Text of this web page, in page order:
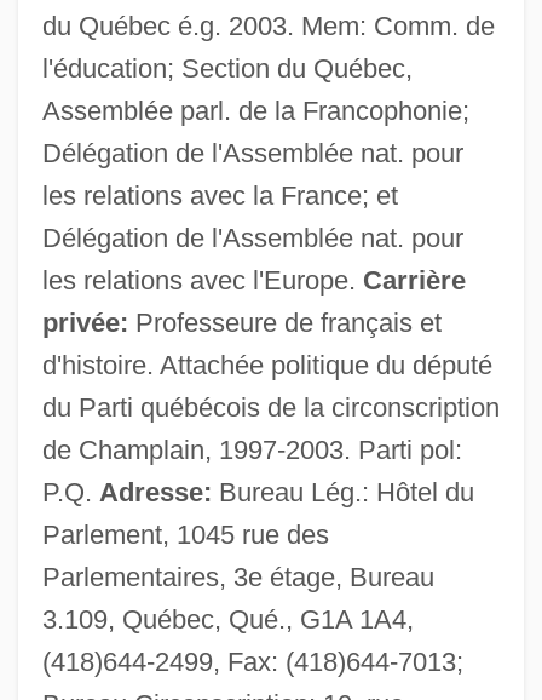
du Québec é.g. 2003. Mem: Comm. de
l'éducation; Section du Québec,
Assemblée parl. de la Francophonie;
Délégation de l'Assemblée nat. pour
les relations avec la France; et
Délégation de l'Assemblée nat. pour
les relations avec l'Europe. Carrière
privée: Professeure de français et
d'histoire. Attachée politique du député
du Parti québécois de la circonscription
de Champlain, 1997-2003. Parti pol:
P.Q. Adresse: Bureau Lég.: Hôtel du
Parlement, 1045 rue des
Parlementaires, 3e étage, Bureau
3.109, Québec, Qué., G1A 1A4,
(418)644-2499, Fax: (418)644-7013;
Champagne, Hon. Andrée, P.C., B.A.
Champagne, Duane 1951- (Duane Willard
Champagne)
Champagne, Duane (Willard)
Champagne, Andrée (1939–)
Champagne For Caesar
Champagne For Breakfast
Champagne (actually, Desparois Dit
Champagne), Claude (Adonaï)
Chamovnicheskian